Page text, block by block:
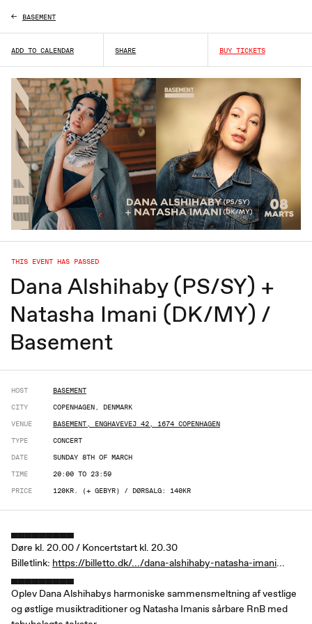
ADD TO CALENDAR SHARE BUY TICKETS
THIS EVENT HAS PASSED
Dana Alshihaby (PS/SY) +
Natasha Imani (DK/MY) /
Basement
HOST
BASEMENT
CITY
COPENHAGEN, DENMARK
VENUE
BASEMENT, ENGHAVEVEJ 42, 1674 COPENHAGEN
TYPE
CONCERT
DATE
SUNDAY 8TH OF MARCH
TIME
20:00 TO 23:59
PRICE
120KR. (+ GEBYR) / DØRSALG: 140KR
▄▄▄▄▄▄▄▄▄
Døre kl. 20.00 / Koncertstart kl. 20.30
Billetlink: https://billetto.dk/.../dana-alshihaby-natasha-imani...
▄▄▄▄▄▄▄▄▄
Oplev Dana Alshihabys harmoniske sammensmeltning af vestlige
og østlige musiktraditioner og Natasha Imanis sårbare RnB med
BASEMENT